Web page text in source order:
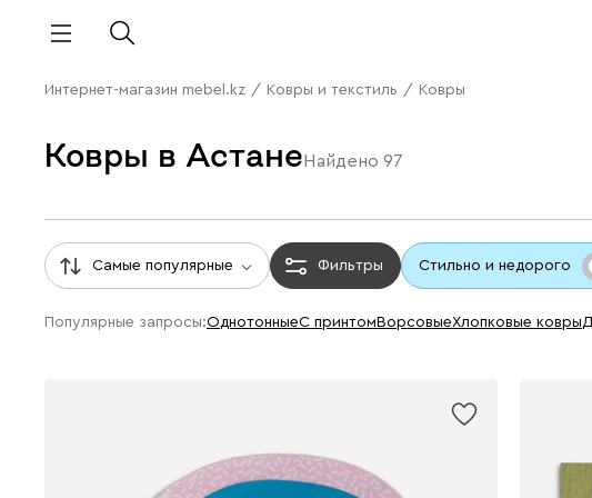
Интернет-магазин mebel.kz / Ковры и текстиль / Ковры
Ковры в Астане Найдено 97
Самые популярные Фильтры Стильно и недорого
Популярные запросы: однотонные с принтом ворсовые хлопковые ковры